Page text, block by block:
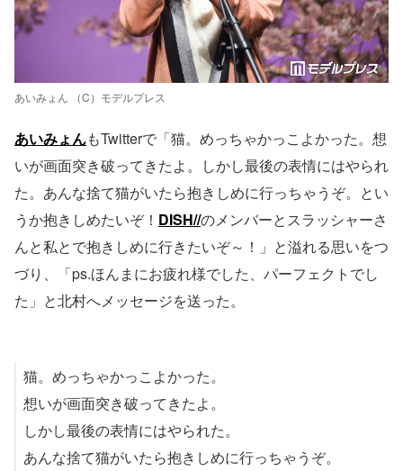
あいみょん （C）モデルプレス
あいみょんもTwitterで「猫。めっちゃかっこよかった。想
いが画面突き破ってきたよ。しかし最後の表情にはやられ
た。あんな捨て猫がいたら抱きしめに行っちゃうぞ。とい
うか抱きしめたいぞ！ DISH//のメンバーとスラッシャーさ
んと私とで抱きしめに行きたいぞ～！」と溢れる思いをつ
づり、「ps.ほんまにお疲れ様でした、パーフェクトでし
た」と北村へメッセージを送った。
猫。めっちゃかっこよかった。
想いが画面突き破ってきたよ。
しかし最後の表情にはやられた。
あんな捨て猫がいたら抱きしめに行っちゃうぞ。